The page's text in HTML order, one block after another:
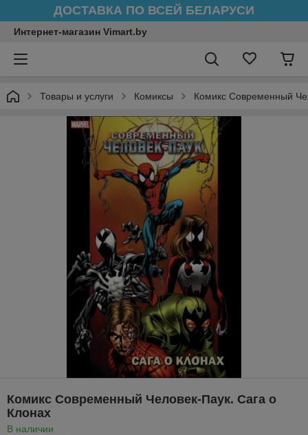
ДОСТАВКА ПО ВСЕЙ БЕЛАРУСИ
Интернет-магазин Vimart.by
Товары и услуги Комиксы Комикс Современный
Комикс Современный Человек-Паук. Сага о
Клонах
В наличии